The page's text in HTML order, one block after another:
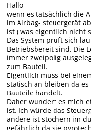
Hallo
wenn es tatsächlich die
im Airbag- steuergerät
ist ( was eigentlich nicht
Das System prüft sich
Betriebsbereit sind. Die
immer zweipolig
zum Bauteil.
Eigentlich muss bei
statisch an bleiben da
Bauteile handelt.
Daher wundert es mich
ist. Ich würde das
andere ist stochern im
gefährlich da sie